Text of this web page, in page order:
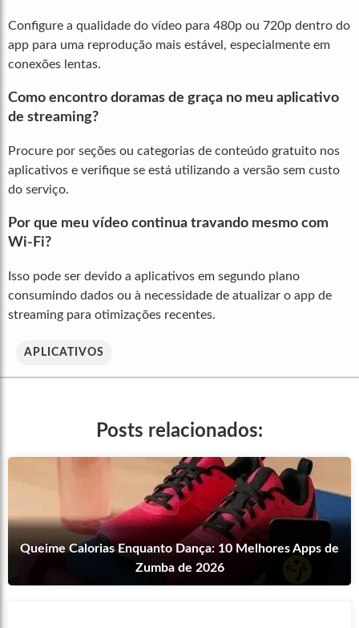
Configure a qualidade do vídeo para 480p ou 720p dentro do
app para uma reprodução mais estável, especialmente em
conexões lentas.
Como encontro doramas de graça no meu aplicativo
de streaming?
Procure por seções ou categorias de conteúdo gratuito nos
aplicativos e verifique se está utilizando a versão sem custo
do serviço.
Por que meu vídeo continua travando mesmo com
Wi-Fi?
Isso pode ser devido a aplicativos em segundo plano
consumindo dados ou à necessidade de atualizar o app de
streaming para otimizações recentes.
APLICATIVOS
Posts relacionados:
Queime Calorias Enquanto Dança: 10 Melhores Apps de
Zumba de 2026